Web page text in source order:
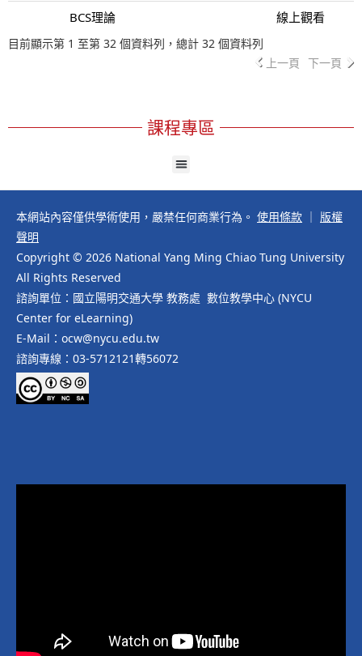
BCS理論
線上觀看
目前顯示第 1 至第 32 個資料列，總計 32 個資料列
上一頁 下一頁
課程專區
本網站內容僅供學術使用，嚴禁任何商業行為。 使用條款
版權
聲明
Copyright © 2026 National Yang Ming Chiao Tung University
All Rights Reserved
諮詢單位：國立陽明交通大學 教務處 數位教學中心 (NYCU
Center for eLearning)
E-Mail：ocw@nycu.edu.tw
諮詢專線：03-5712121轉56072